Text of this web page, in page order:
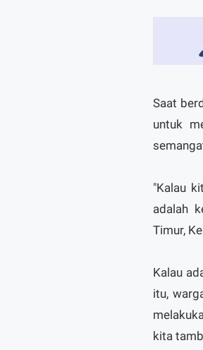
Saat
untuk
"Kalau
adalah
Timur,
Kalau
itu,
kita